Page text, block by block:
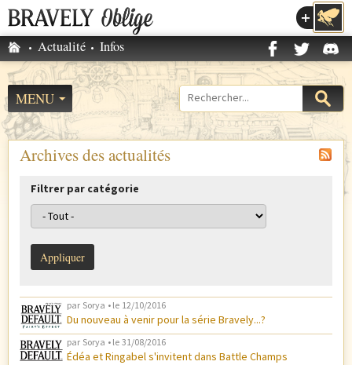
M
e
n
u
p
r
Accueil
Actualité Infos
MENU
Formulaire
de
recherche
Archives des actualités
Filtrer par catégorie
par Sorya • le 12/10/2016
Du nouveau à venir pour la série Bravely...?
par Sorya • le 31/08/2016
Édéa et Ringabel s'invitent dans Battle Champs